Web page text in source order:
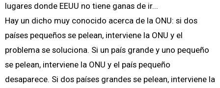
lugares donde EEUU no tiene ganas de ir...
Hay un dicho muy conocido acerca de la ONU: si dos
países pequeños se pelean, interviene la ONU y el
problema se soluciona. Si un país grande y uno pequeño
se pelean, interviene la ONU y el país pequeño
desaparece. Si dos países grandes se pelean, interviene la